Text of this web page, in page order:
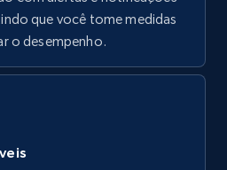
rating, Product
more.
que você tome medidas
o desempenho.